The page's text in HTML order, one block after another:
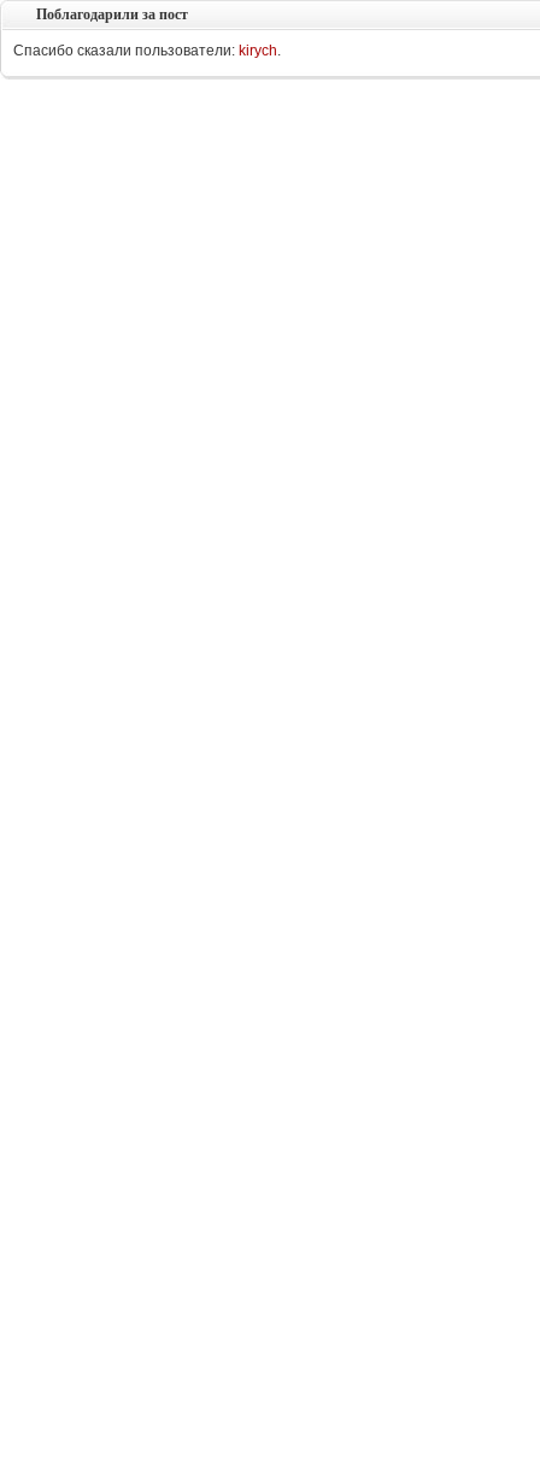
Поблагодарили за пост
Спасибо сказали пользователи: kirych.